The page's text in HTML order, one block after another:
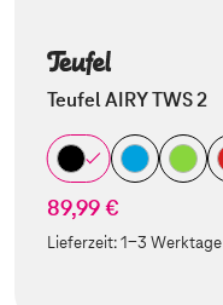
Teufel AIRY TWS 2
89,99 €
Lieferzeit:1-3 Werktage